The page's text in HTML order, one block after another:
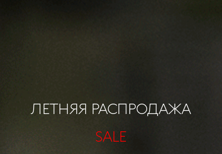
ЛЕТНЯЯ РАСПРОДАЖА
SALE